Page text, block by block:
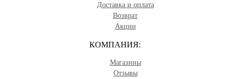
Доставка и оплата
Возврат
Акции
КОМПАНИЯ:
Магазины
Отзывы